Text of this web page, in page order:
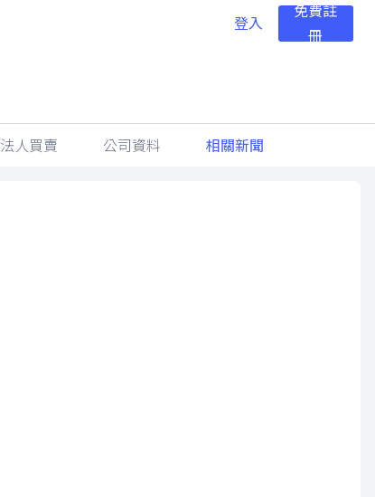
登入
免費註
冊
法人買賣 公司資料 相關新聞